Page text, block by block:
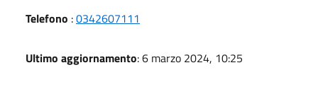
Telefono :0342607111
Ultimo aggiornamento: 6 marzo 2024, 10:25